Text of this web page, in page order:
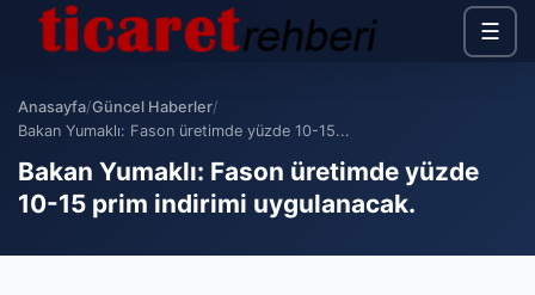
☰
Anasayfa/Güncel Haberler/
Bakan Yumaklı: Fason üretimde yüzde 10-15...
Bakan Yumaklı: Fason üretimde yüzde
10-15 prim indirimi uygulanacak.